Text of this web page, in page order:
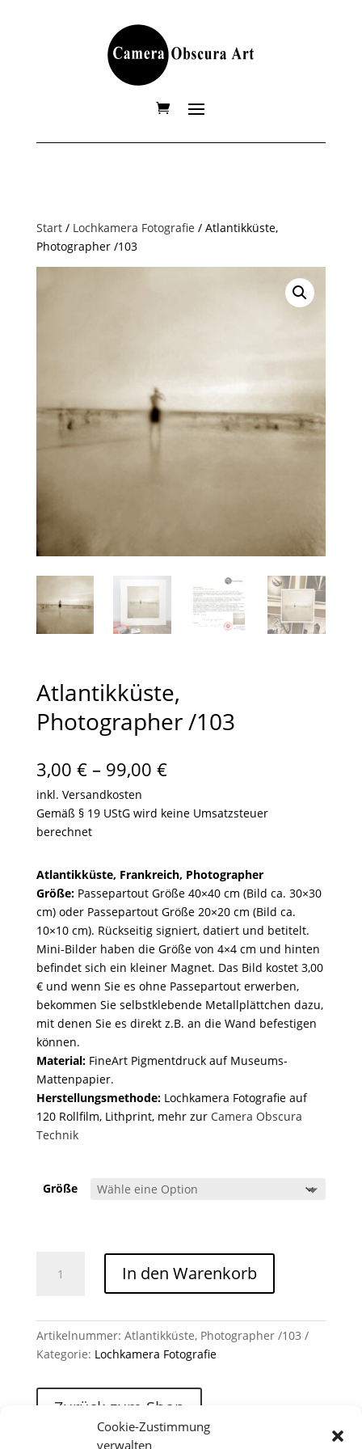
Cookie-Zustimmung
verwalten
Start/ Lochkamera Fotografie / Atlantikküste,
Photographer /103
Atlantikküste,
Photographer /103
3,00 € – 99,00 €Preisspanne:
bis
99,00 €
inkl. Versandkosten
Gemäß § 19 UStG wird keine Umsatzsteuer
berechnet
Atlantikküste, Frankreich, Photographer
Größe:Passepartout Größe 40×40 cm (Bild ca. 30×30
cm) oder Passepartout Größe 20×20 cm (Bild ca.
10×10 cm). Rückseitig signiert, datiert und betitelt.
Mini-Bilder haben die Größe von 4×4 cm und hinten
befindet sich ein kleiner Magnet. Das Bild kostet 3,00
€ und wenn Sie es ohne Passepartout erwerben,
bekommen Sie selbstklebende Metallplättchen dazu,
mit denen Sie es direkt z.B. an die Wand befestigen
können.
Material:FineArt Pigmentdruck auf Museums-
Mattenpapier.
Herstellungsmethode:Lochkamera Fotografie auf
120 Rollfilm, Lithprint, mehr zur Camera Obscura
Technik
Größe
In den Warenkorb
Artikelnummer: Atlantikküste, Photographer /103
Kategorie: Lochkamera Fotografie
Zurück zum Shop